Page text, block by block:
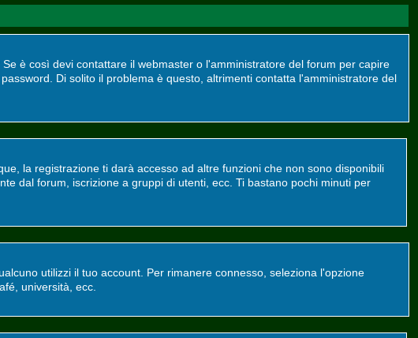
è così devi contattare il webmaster o l'amministratore del forum per capire
Di solito il problema è questo, altrimenti contatta l'amministratore del
la registrazione ti darà accesso ad altre funzioni che non sono disponibili
dal forum, iscrizione a gruppi di utenti, ecc. Ti bastano pochi minuti per
utilizzi il tuo account. Per rimanere connesso, seleziona l'opzione
università, ecc.